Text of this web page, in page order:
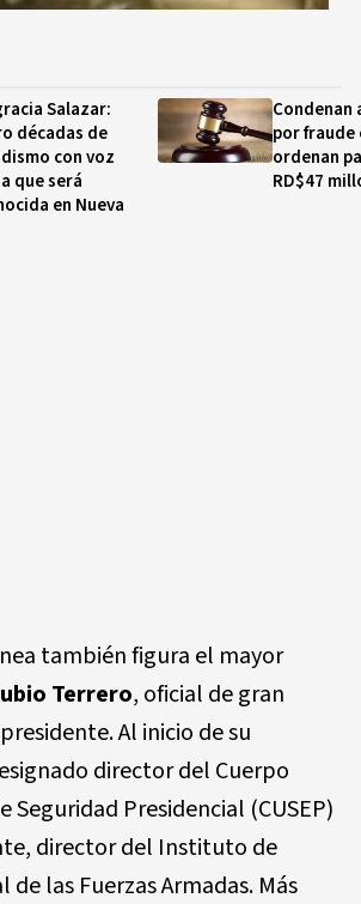
Salazar:
décadas de
con voz
que será
en Nueva
Condenan
por
ordenan
RD$47
también figura el mayor
Terrero, oficial de gran
Al inicio de su
director del Cuerpo
Seguridad Presidencial (CUSEP)
director del Instituto de
de las Fuerzas Armadas. Más